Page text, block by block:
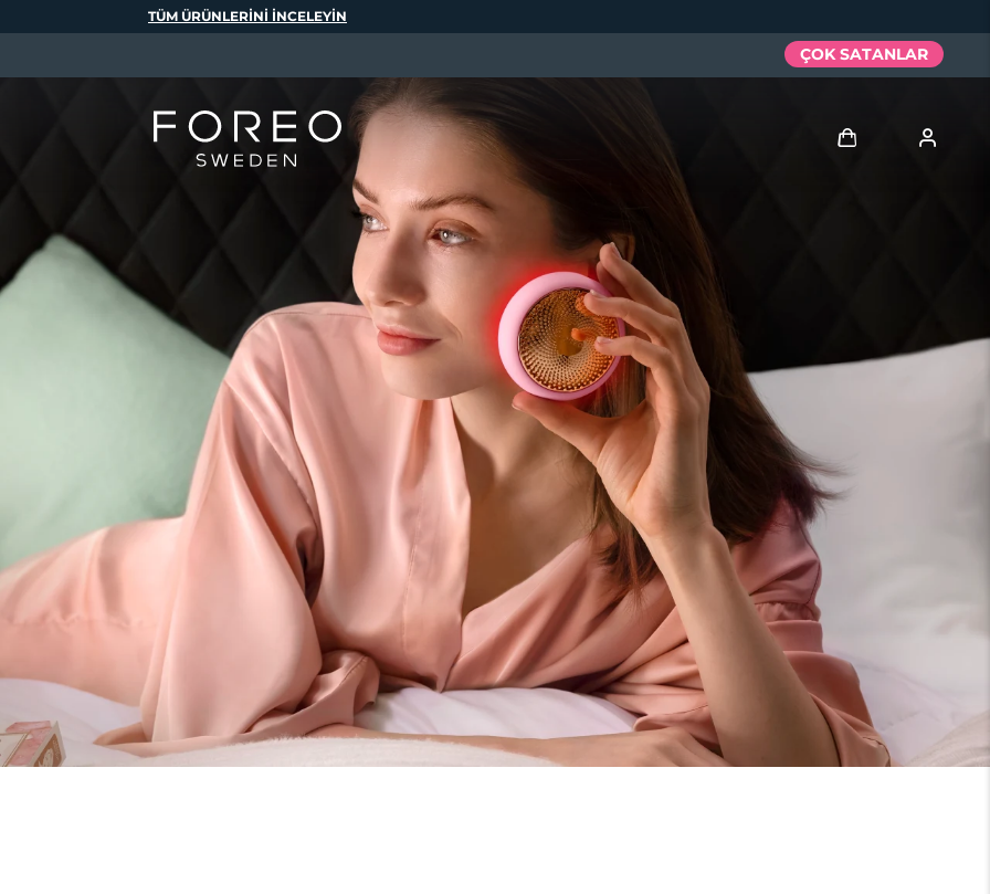
TÜM ÜRÜNLERINI INCELEYIN
ÇOK SATANLAR
Siparişlerim
Aboneliklerim